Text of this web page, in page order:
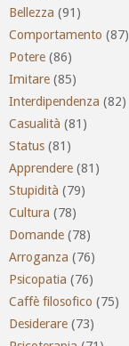
Bellezza (91)
Comportamento (87)
Potere (86)
Imitare (85)
Interdipendenza (82)
Casualità (81)
Status (81)
Apprendere (81)
Stupidità (79)
Cultura (78)
Domande (78)
Arroganza (76)
Psicopatia (76)
Caffè filosofico (75)
Desiderare (73)